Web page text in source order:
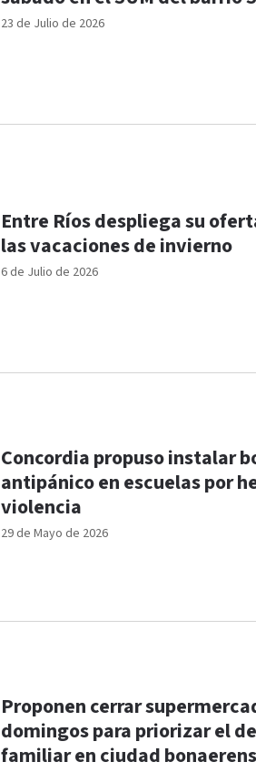
23 de Julio de 2026
6 de Julio de 2026
Entre Ríos despliega su
las vacaciones de invierno
29 de Mayo de 2026
Concordia propuso instalar
antipánico en escuelas por
violencia
Proponen cerrar
domingos para priorizar el
familiar en ciudad